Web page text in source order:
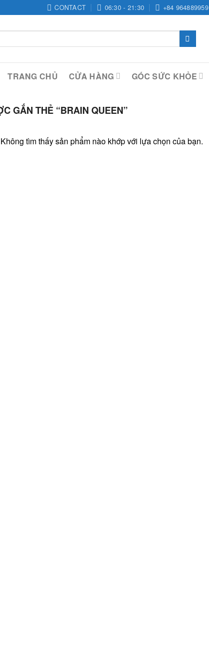
CONTACT 06:30 - 21:30 +84 964889959
TRANG CHỦ CỬA HÀNG GÓC SỨC KHỎE
GẮN THẺ “BRAIN QUEEN”
Không tìm thấy sản phẩm nào khớp với lựa chọn của bạn.